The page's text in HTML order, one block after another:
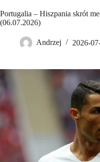
Portugalia – Hiszpania skrót
(06.07.2026)
Andrzej 2026-